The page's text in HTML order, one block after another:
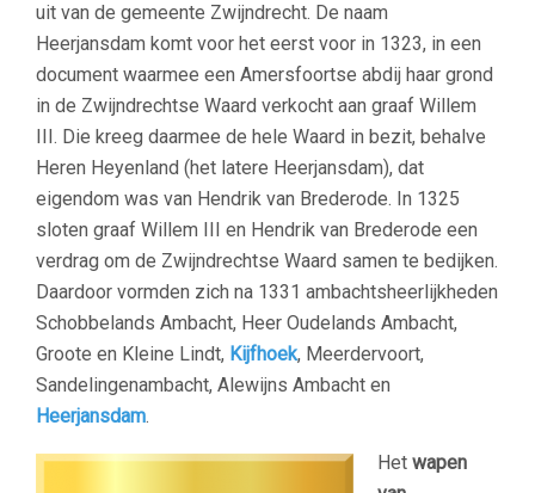
uit van de gemeente Zwijndrecht. De naam
Heerjansdam komt voor het eerst voor in 1323, in een
document waarmee een Amersfoortse abdij haar grond
in de Zwijndrechtse Waard verkocht aan graaf Willem
III. Die kreeg daarmee de hele Waard in bezit, behalve
Heren Heyenland (het latere Heerjansdam), dat
eigendom was van Hendrik van Brederode. In 1325
sloten graaf Willem III en Hendrik van Brederode een
verdrag om de Zwijndrechtse Waard samen te bedijken.
Daardoor vormden zich na 1331 ambachtsheerlijkheden
Schobbelands Ambacht, Heer Oudelands Ambacht,
Groote en Kleine Lindt, Kijfhoek, Meerdervoort,
Sandelingenambacht, Alewijns Ambacht en
Heerjansdam.
Het wapen